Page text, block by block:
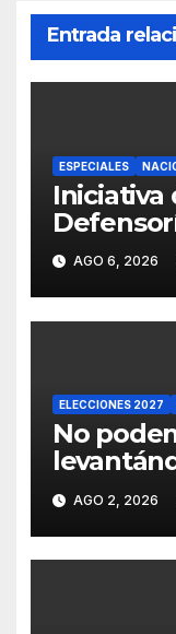
Entrada
ESPECIALES
Iniciativa
Defensoría de
pretende
libertad
AGO 6, 2026
ELECCIONES 2027
No
Anayín
vale:
AGO 2, 2026